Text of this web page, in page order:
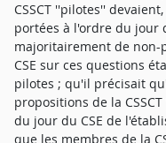
CSSCT ''pilotes''
portées à l'ordre du jour
majoritairement de non-
CSE sur ces questions
pilotes ; qu'il précisait
propositions de la
du jour du CSE de
que les membres de la